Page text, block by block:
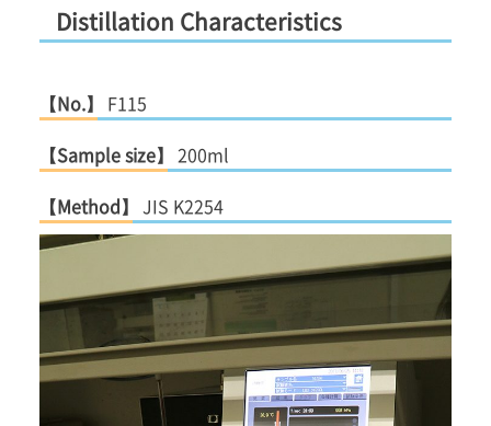
Distillation Characteristics
【No.】 F115
【Sample size】 200ml
【Method】 JIS K2254